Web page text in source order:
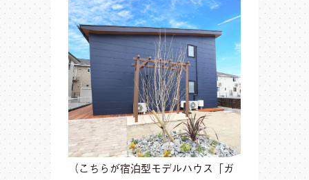
（こちらが宿泊型モデルハウス「ガ